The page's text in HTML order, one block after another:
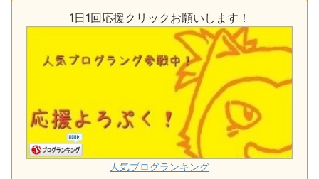
1日1回応援クリックお願いします！
人気ブログランキング